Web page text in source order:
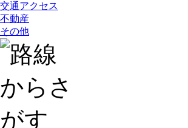
交通アクセス
不動産
その他